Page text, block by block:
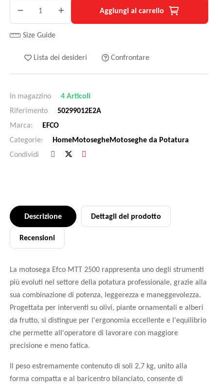
Aggiungi al carrello
Size Guide
Lista dei desideri Confrontare
In magazzino
4 Articoli
Riferimento
50299012E2A
Marca:
EFCO
Categorie:
HomeMotosegheMotoseghe da Potatura
Condividi
Descrizione Dettagli del prodotto
Recensioni
La motosega Efco MTT 2500 rappresenta uno degli strumenti
più evoluti nel settore della potatura professionale, grazie alla
sua combinazione di potenza, leggerezza e maneggevolezza.
Progettata per interventi su olivi, piante ornamentali e alberi
da frutto, si distingue per l'ergonomia eccellente e l'equilibrio
che permette all'operatore di lavorare con maggiore
precisione e meno fatica.
Il peso estremamente contenuto di soli 2,7 kg, unito alla
forma compatta e al baricentro bilanciato, consente di